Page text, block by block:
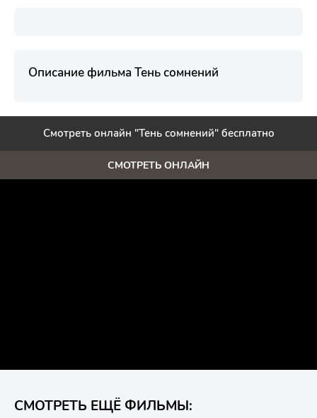
Описание фильма Тень сомнений
Смотреть онлайн "Тень сомнений" бесплатно
СМОТРЕТЬ ОНЛАЙН
СМОТРЕТЬ ЕЩЁ ФИЛЬМЫ: